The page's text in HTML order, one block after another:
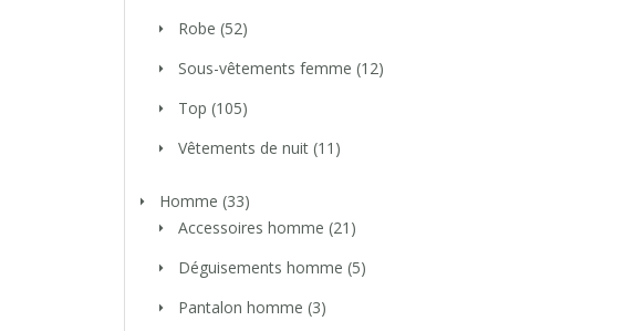
Robe (52)
Sous-vêtements femme (12)
Top (105)
Vêtements de nuit (11)
Homme (33)
Accessoires homme (21)
Déguisements homme (5)
Pantalon homme (3)